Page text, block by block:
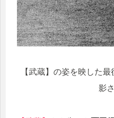
【武蔵】の姿を映した
影